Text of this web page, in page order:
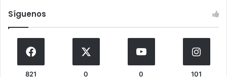
Síguenos
821 0 0 101